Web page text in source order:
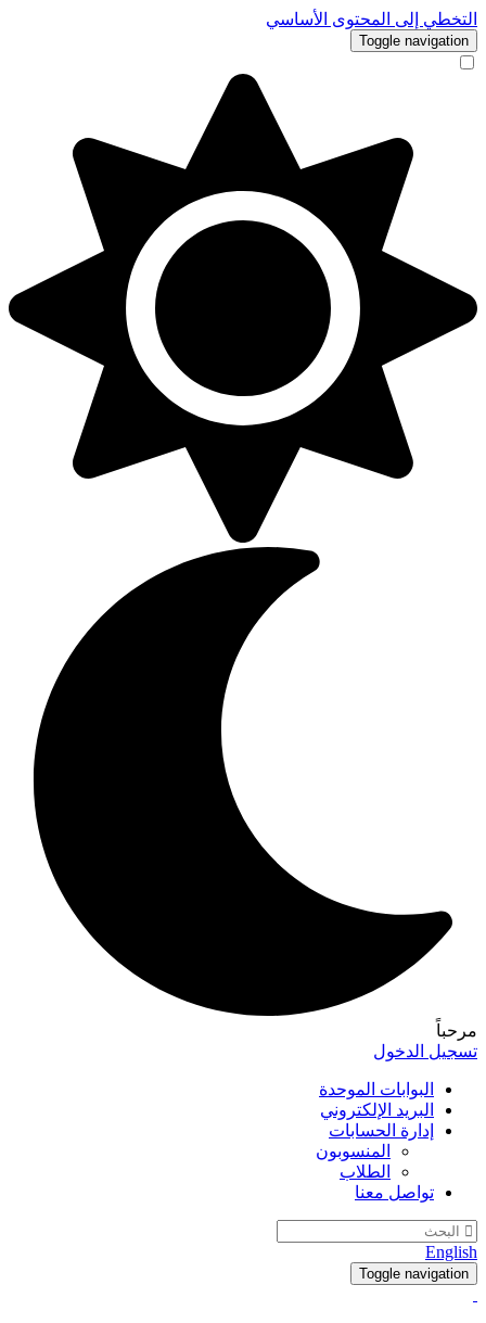
التخطي إلى المحتوى الأساسي
Toggle navigation
مرحباً
تسجيل الدخول
البوابات الموحدة
البريد الإلكتروني
إدارة الحسابات
المنسوبون
الطلاب
تواصل معنا
English
Toggle navigation